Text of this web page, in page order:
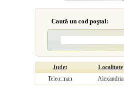
Caută un cod poştal:
Judet Localitate
Teleorman
Alexandria